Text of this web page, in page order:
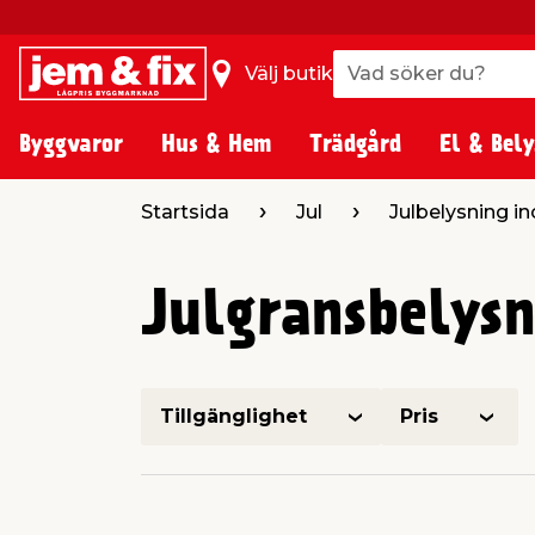
Välj butik Vad söker du?
Vad söker du?
Byggvaror Hus & Hem Trädgård El &
Startsida Jul Julbelysning
Tillgänglighet Pris